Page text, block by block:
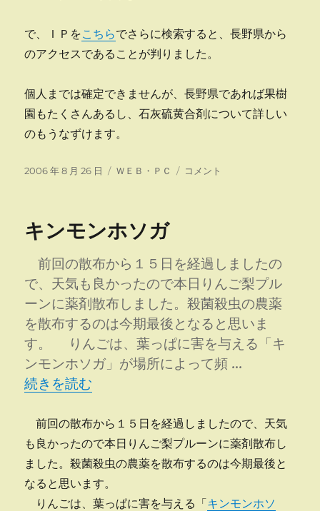
で、ＩＰをこちらでさらに検索すると、長野県から
のアクセスであることが判りました。
個人までは確定できませんが、長野県であれば果樹
園もたくさんあるし、石灰硫黄合剤について詳しい
のもうなずけます。
投
2006 年 8 月 26 日
カ
ー
ＷＥＢ・ＰＣ
ク
板
ら
参
照
に
コメント
キンモンホソガ
前回の散布から１５日を経過しましたの
で、天気も良かったので本日りんご梨プル
ーンに薬剤散布しました。殺菌殺虫の農薬
を散布するのは今期最後となると思いま
す。 りんごは、葉っぱに害を与える「キ
ンモンホソガ」が場所によって頻 …
“キンモンホソガ” の
続きを読む
前回の散布から１５日を経過しましたので、天気
も良かったので本日りんご梨プルーンに薬剤散布し
ました。殺菌殺虫の農薬を散布するのは今期最後と
なると思います。
りんごは、葉っぱに害を与える「キンモンホソ